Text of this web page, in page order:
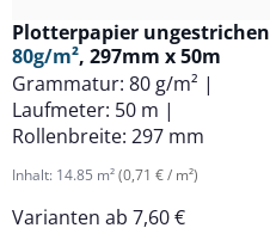
Plotterpapier ungestrichen
80g/m², 297mm x 50m
Grammatur: 80 g/m² |
Laufmeter: 50 m |
Rollenbreite: 297 mm
Inhalt: 14.85 m²(0,71 € / m²)
Varianten ab 7,60 €